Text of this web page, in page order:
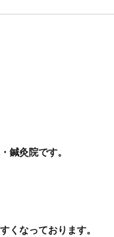
鍼灸院です。
くなっております。